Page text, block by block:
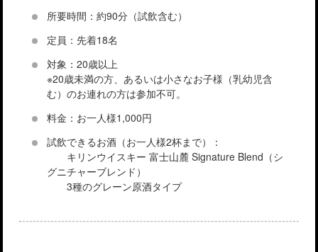
所要時間：約90分（試飲含む）
定員：先着18名
対象：20歳以上
※20歳未満の方、あるいは小さなお子様（乳幼児含
む）のお連れの方は参加不可。
料金：お一人様1,000円
試飲できるお酒（お一人様2杯まで）：
キリンウイスキー 富士山麓 Signature Blend（シ
グニチャーブレンド）
3種のグレーン原酒タイプ